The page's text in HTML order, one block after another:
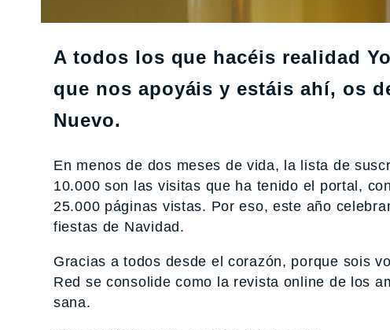
A todos los que hacéis realidad
que nos apoyáis y estáis ahí, os
Nuevo.
En menos de dos meses de vida, la lista de
10.000 son las visitas que ha tenido el portal,
25.000 páginas vistas. Por eso, este año
fiestas de Navidad.
Gracias a todos desde el corazón, porque sois
Red se consolide como la revista online de los
sana.